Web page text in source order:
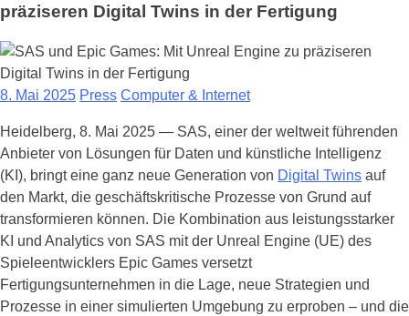
präziseren Digital Twins in der Fertigung
8. Mai 2025 Press Computer & Internet
Heidelberg, 8. Mai 2025 — SAS, einer der weltweit führenden
Anbieter von Lösungen für Daten und künstliche Intelligenz
(KI), bringt eine ganz neue Generation von Digital Twins auf
den Markt, die geschäftskritische Prozesse von Grund auf
transformieren können. Die Kombination aus leistungsstarker
KI und Analytics von SAS mit der Unreal Engine (UE) des
Spieleentwicklers Epic Games versetzt
Fertigungsunternehmen in die Lage, neue Strategien und
Prozesse in einer simulierten Umgebung zu erproben – und die